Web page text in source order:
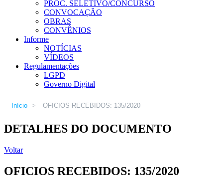
PROC. SELETIVO/CONCURSO
CONVOCAÇÃO
OBRAS
CONVÊNIOS
Informe
NOTÍCIAS
VÍDEOS
Regulamentações
LGPD
Governo Digital
Início > OFICIOS RECEBIDOS: 135/2020
DETALHES DO DOCUMENTO
Voltar
OFICIOS RECEBIDOS: 135/2020